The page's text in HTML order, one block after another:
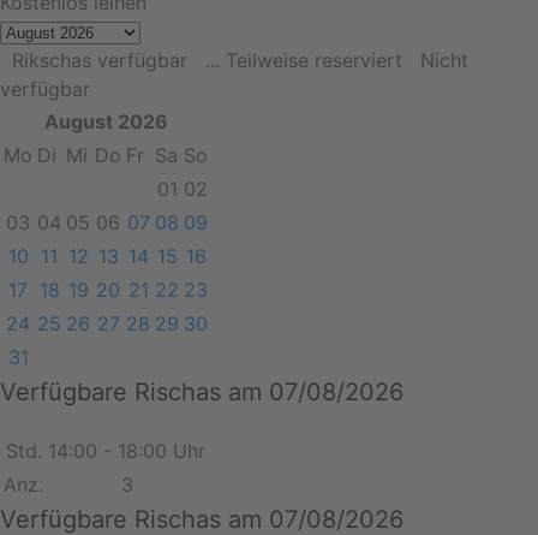
Rikschas verfügbar ... Teilweise reserviert
Nicht
verfügbar
August 2026
Mo Di Mi Do Fr Sa So
01 02
03 04 05 06 07 08 09
10 11 12 13 14 15 16
17 18 19 20 21 22 23
24 25 26 27 28 29 30
31
Verfügbare Rischas am 07/08/2026
Std. 14:00 - 18:00 Uhr
Anz.
3
Verfügbare Rischas am 07/08/2026